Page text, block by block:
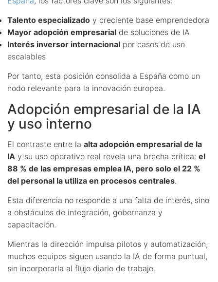
Talento especializado y creciente base emprendedora
Mayor adopción empresarial de soluciones de IA
Interés inversor internacional por casos de uso
escalables
Por tanto, esta posición consolida a España como un
nodo relevante para la innovación europea.
Adopción empresarial de la IA
y uso interno
El contraste entre la alta adopción empresarial de la
IA y su uso operativo real revela una brecha crítica: el
88 % de las empresas emplea IA, pero solo el 22 %
del personal la utiliza en procesos centrales.
Esta diferencia no responde a una falta de interés, sino
a obstáculos de integración, gobernanza y
capacitación.
Mientras la dirección impulsa pilotos y automatización,
muchos equipos siguen usando la IA de forma puntual,
sin incorporarla al flujo diario de trabajo.